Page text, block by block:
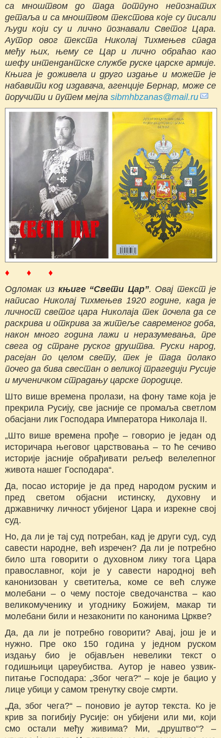
са мноштвом до тада потпуно непознатих
детаља и са мноштвом текстова које су писали
људи који су и лично познавали Светог Цара.
Аутор овог текста Николај Тихмењев спада
међу њих, њему се Цар и лично обраћао као
шефу интендантске службе руске царске армије.
Књига је доживела и друго издање и можете је
набавити код издавача, агенције Бернар, може се
поручити и путем мејла sibmhbzanas@mail.ru
♦ ♦ ♦
Одломак из књиге “Свети Цар”. Овај текст је
написао Николај Тихмењев 1920 године, када је
личност светог цара Николаја тек почела да се
раскрива и открива за житеље савременог доба,
након много година лажи и неразумевања, пре
свега од стране руског друштва. Руски народ,
расејан по целом свету, тек је тада полако
почео да бива свестан о великој трагедији Русије
и мученичком страдању царске породице.
Што више времена пролази, на фону таме која је
прекрила Русију, све јасније се промаља светлом
обасјани лик Господара Императора Николаја II.
„Што више времена прође – говорио је један од
историчара његовог царствовања – то ће сечиво
историје јасније обрађивати рељеф велелепног
живота нашег Господара“.
Да, посао историје је да пред народом руским и
пред светом објасни истинску, духовну и
државничку личност убијеног Цара и изрекне свој
суд.
Но, да ли је тај суд потребан, кад је други суд, суд
савести народне, већ изречен? Да ли је потребно
било шта говорити о духовном лику тога Цара
православног, који је у савести народној већ
канонизован у светитеља, коме се већ служе
молебани – о чему постоје сведочанства – као
великомученику и угоднику Божијем, макар ти
молебани били и незаконити по канонима Цркве?
Да, да ли је потребно говорити? Авај, још је и
нужно. Пре око 150 година у једном руском
издању био је објављен невелики текст о
годишњици цареубиства. Аутор је навео узвик-
питање Господара: „Због чега?“ – које је бацио у
лице убици у самом тренутку своје смрти.
„Да, због чега?“ – поновио је аутор текста. Ко је
крив за погибију Русије: он убијени или ми, који
смо остали међу живима? Ми, „друштво“? –